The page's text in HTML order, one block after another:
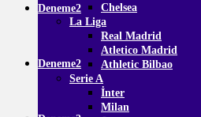
Chelsea
La Liga
Real Madrid
Atletico Madrid
Athletic Bilbao
Serie A
İnter
Milan
Deneme2
Deneme2